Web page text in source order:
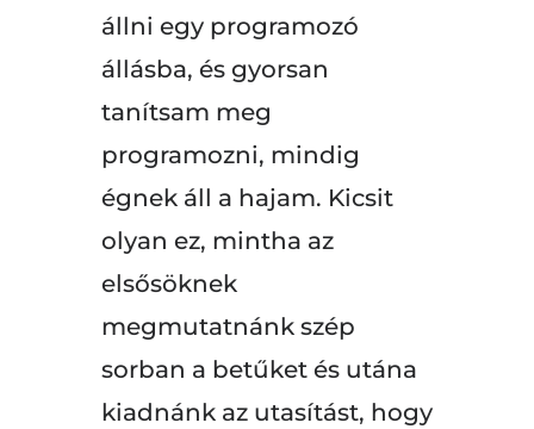
állni egy programozó
állásba, és gyorsan
tanítsam meg
programozni, mindig
égnek áll a hajam. Kicsit
olyan ez, mintha az
elsősöknek
megmutatnánk szép
sorban a betűket és utána
kiadnánk az utasítást, hogy